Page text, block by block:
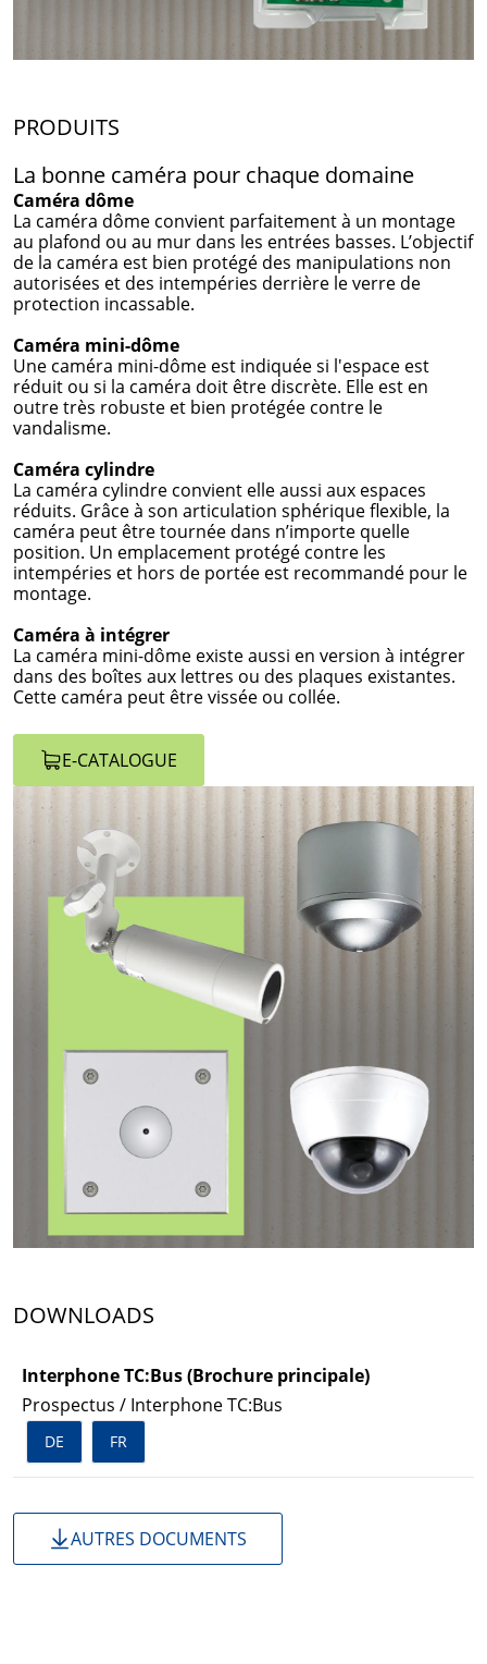
PRODUITS
La bonne caméra pour chaque domaine
Caméra dôme
La caméra dôme convient parfaitement à un montage
au plafond ou au mur dans les entrées basses. L’objectif
de la caméra est bien protégé des manipulations non
autorisées et des intempéries derrière le verre de
protection incassable.
Caméra mini-dôme
Une caméra mini-dôme est indiquée si l'espace est
réduit ou si la caméra doit être discrète. Elle est en
outre très robuste et bien protégée contre le
vandalisme.
Caméra cylindre
La caméra cylindre convient elle aussi aux espaces
réduits. Grâce à son articulation sphérique flexible, la
caméra peut être tournée dans n’importe quelle
position. Un emplacement protégé contre les
intempéries et hors de portée est recommandé pour le
montage.
Caméra à intégrer
La caméra mini-dôme existe aussi en version à intégrer
dans des boîtes aux lettres ou des plaques existantes.
Cette caméra peut être vissée ou collée.
E-CATALOGUE
DOWNLOADS
Interphone TC:Bus (Brochure principale)
Prospectus / Interphone TC:Bus
DE FR
AUTRES DOCUMENTS